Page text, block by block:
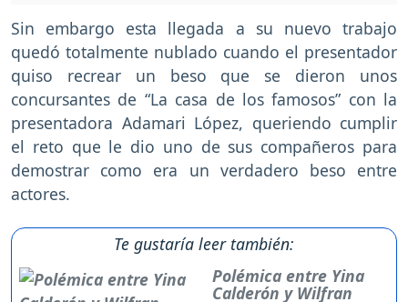
Sin embargo esta llegada a su nuevo trabajo
quedó totalmente nublado cuando el presentador
quiso recrear un beso que se dieron unos
concursantes de “La casa de los famosos” con la
presentadora Adamari López, queriendo cumplir
el reto que le dio uno de sus compañeros para
demostrar como era un verdadero beso entre
actores.
Te gustaría leer también:
Polémica entre Yina
Calderón y Wilfran